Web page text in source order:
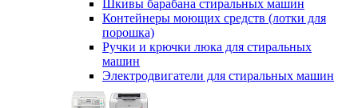
Шкивы барабана стиральных машин
Контейнеры моющих средств (лотки для
порошка)
Ручки и крючки люка для стиральных
машин
Электродвигатели для стиральных машин